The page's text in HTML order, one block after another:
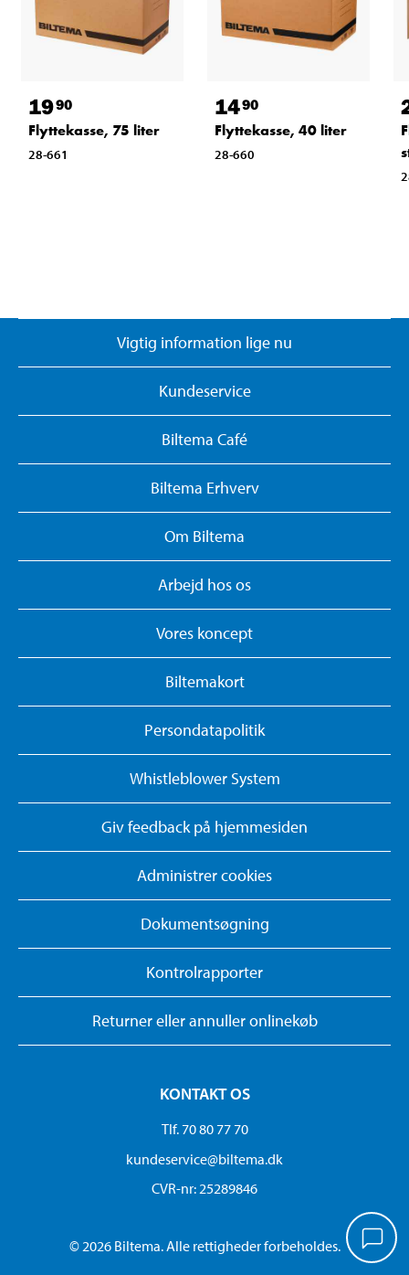
1990
Flyttekasse, 75 liter
28-661
1490
Flyttekasse, 40 liter
28-660
Vigtig information lige nu
Kundeservice
Biltema Café
Biltema Erhverv
Om Biltema
Arbejd hos os
Vores koncept
Biltemakort
Persondatapolitik
Whistleblower System
Giv feedback på hjemmesiden
Administrer cookies
Dokumentsøgning
Kontrolrapporter
Returner eller annuller onlinekøb
KONTAKT OS
Tlf. 70 80 77 70
kundeservice@biltema.dk
CVR-nr: 25289846
© 2026 Biltema. Alle rettigheder forbeholdes.